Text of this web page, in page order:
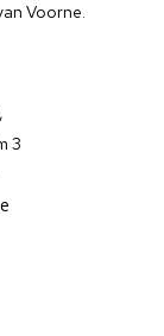
Voorne.
3